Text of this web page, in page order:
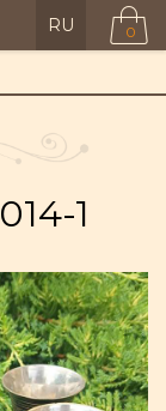
RU 0
1